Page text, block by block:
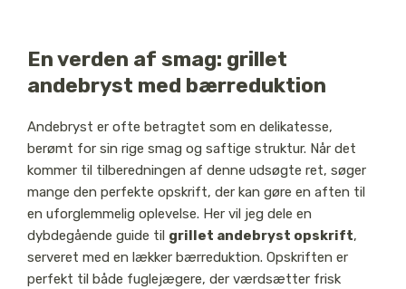
En verden af smag: grillet
andebryst med bærreduktion
Andebryst er ofte betragtet som en delikatesse,
berømt for sin rige smag og saftige struktur. Når det
kommer til tilberedningen af denne udsøgte ret, søger
mange den perfekte opskrift, der kan gøre en aften til
en uforglemmelig oplevelse. Her vil jeg dele en
dybdegående guide til grillet andebryst opskrift,
serveret med en lækker bærreduktion. Opskriften er
perfekt til både fuglejægere, der værdsætter frisk